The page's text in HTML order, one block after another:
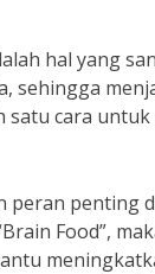
hal yang
sehingga
satu cara
peran penting
Food”,